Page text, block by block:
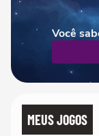
Você
MEUS JOGOS